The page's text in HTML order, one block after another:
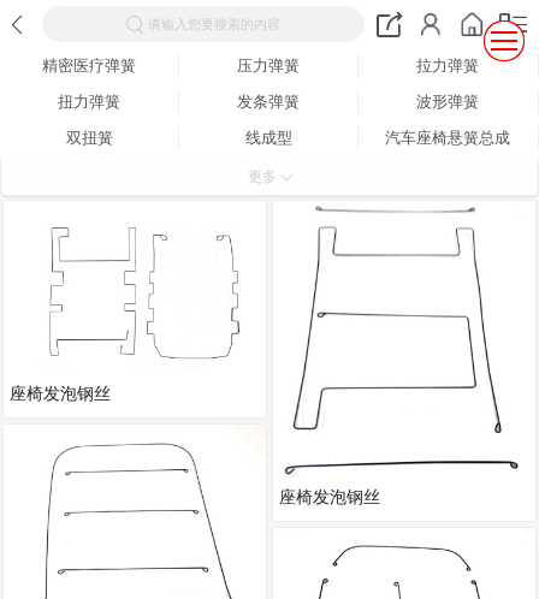
请输入您要搜索的内容
精密医疗弹簧 压力弹簧
拉力弹簧
扭力弹簧
发条弹簧
波形弹簧
双扭簧
线成型
汽车座椅悬簧总成
汽车座椅骨架总成钢丝
更多
座椅发泡钢丝
座椅发泡钢丝